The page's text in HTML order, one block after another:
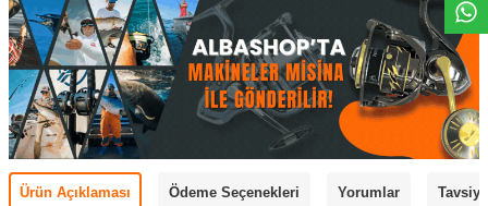
Ürün Açıklaması Ödeme Seçenekleri Yorumlar